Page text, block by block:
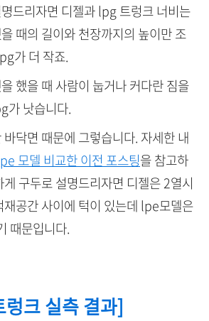
드리자면 디젤과 lpg 트렁크 너비는
때의 길이와 천장까지의 높이만 조
가 더 작죠.
했을 때 사람이 눕거나 커다란 짐을
가 낫습니다.
닥면 때문에 그렇습니다. 자세한 내
모델 비교한 이전 포스팅을 참고하
구두로 설명드리자면 디젤은 2열시
재공간 사이에 턱이 있는데 lpe모델은
때문입니다.
크 실측 결과]